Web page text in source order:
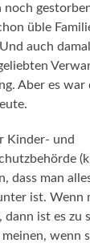
üble
auch
Aber es
Kinder- und
dass man
ist. Wenn
dann ist es zu
wenn